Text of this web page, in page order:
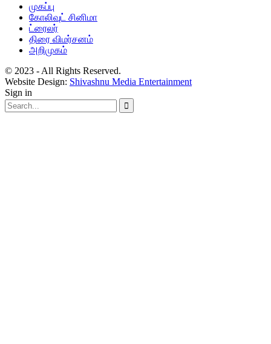
முகப்பு
கோலிவுட் சினிமா
ட்ரைலர்
திரை விமர்சனம்
அறிமுகம்
© 2023 - All Rights Reserved.
Website Design: Shivashnu Media Entertainment
Sign in